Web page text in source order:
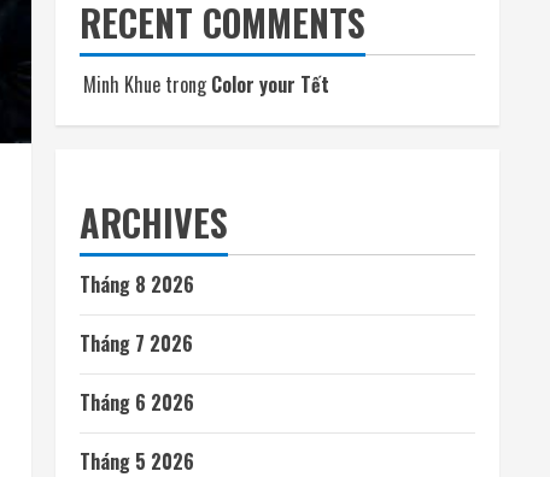
RECENT COMMENTS
Minh Khue trongColor your Tết
ARCHIVES
Tháng 8 2026
Tháng 7 2026
Tháng 6 2026
Tháng 5 2026